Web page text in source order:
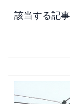
該当する記